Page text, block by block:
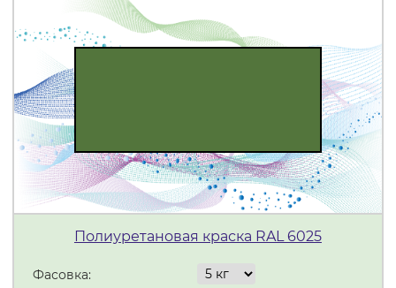
Полиуретановая краска RAL 6025
Фасовка: